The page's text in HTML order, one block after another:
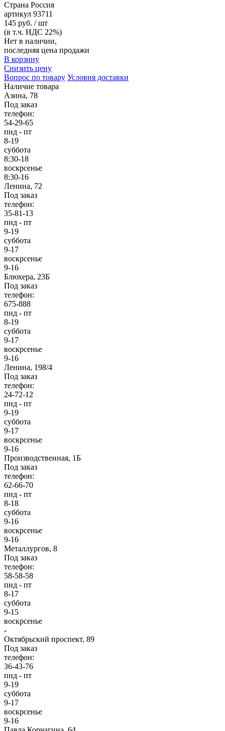
Страна Россия
артикул 93711
145 руб. / шт
(в т.ч. НДС 22%)
Нет в наличии,
последняя цена продажи
В корзину
Снизить цену
Вопрос по товару Условия доставки
Наличие товара
Азина, 78
Под заказ
телефон:
54-29-65
пнд - пт
8-19
суббота
8:30-18
воскрсенье
8:30-16
Ленина, 72
Под заказ
телефон:
35-81-13
пнд - пт
9-19
суббота
9-17
воскрсенье
9-16
Блюхера, 23Б
Под заказ
телефон:
675-888
пнд - пт
8-19
суббота
9-17
воскрсенье
9-16
Ленина, 198/4
Под заказ
телефон:
24-72-12
пнд - пт
9-19
суббота
9-17
воскрсенье
9-16
Производственная, 1Б
Под заказ
телефон:
62-66-70
пнд - пт
8-18
суббота
9-16
воскрсенье
9-16
Металлургов, 8
Под заказ
телефон:
58-58-58
пнд - пт
8-17
суббота
9-15
воскрсенье
-
Октябрьский проспект, 89
Под заказ
телефон:
36-43-76
пнд - пт
9-19
суббота
9-17
воскрсенье
9-16